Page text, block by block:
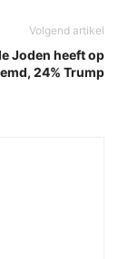
Volgend artikel
Joden heeft op
24% Trump